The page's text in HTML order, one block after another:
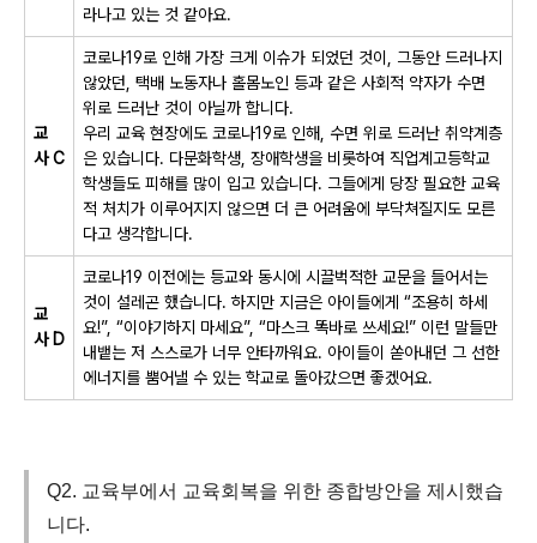
라나고 있는 것 같아요.
교
사 C
코로나19로 인해 가장 크게 이슈가 되었던 것이
그동안 드러나지
않았던 택배 노동자나 홀몸노인 등과 같은 사회적 약자가 수면
위로 드러난 것이 아닐까 합니다.
우리 교육 현장에도 코로나19로 인해
수면 위로 드러난 취약계층
은 있습니다. 다문화학생 장애학생을 비롯하여 직업계고등학교
학생들도 피해를 많이 입고 있습니다. 그들에게 당장 필요한 교육
적 처치가 이루어지지 않으면 더 큰 어려움에 부닥쳐질지도 모른
다고 생각합니다.
교
사 D
코로나19 이전에는 등교와 동시에 시끌벅적한 교문을 들어서는
것이 설레곤 했습니다. 하지만 지금은 아이들에게 “조용히 하세
요!”, “이야기하지 마세요”, “마스크 똑바로 쓰세요!” 이런 말들만
내뱉는 저 스스로가 너무 안타까워요. 아이들이 쏟아내던 그 선한
에너지를 뿜어낼 수 있는 학교로 돌아갔으면 좋겠어요.
Q2. 교육부에서 교육회복을 위한 종합방안을 제시했습
니다.